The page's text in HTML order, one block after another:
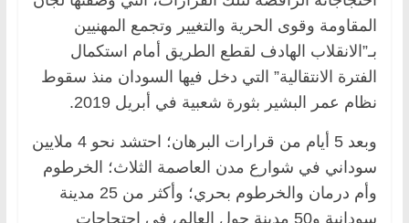
المقاومة وقوى الحرية والتغيير وتجمع المهنيين
بـ”الانقلاب الهادف لقطع الطريق أمام استكمال
الفترة الانتقالية” التي دخل فيها السودان منذ سقوط
نظام عمر البشير بثورة شعبية في أبريل 2019.
وبعد 5 أيام من قرارات البرهان؛ احتشد نحو 4 ملايين
سوداني في شوارع مدن العاصمة الثلاث؛ الخرطوم
وأم درمان والخرطوم بحري؛ وأكثر من 25 مدينة
سودانية و50 مدينة حول العالم، في احتجاجات